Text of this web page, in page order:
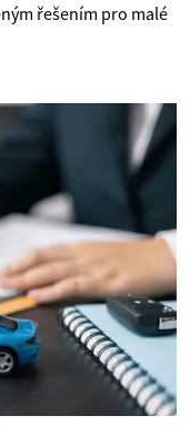
řešením pro malé